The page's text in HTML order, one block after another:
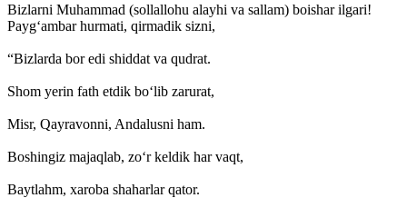
Bizlarni Muhammad (sollallohu alayhi va sallam) boishar ilgari!
Payg‘ambar hurmati, qirmadik sizni,
“Bizlarda bor edi shiddat va qudrat.
Shom yerin fath etdik bo‘lib zarurat,
Misr, Qayravonni, Andalusni ham.
Boshingiz majaqlab, zo‘r keldik har vaqt,
Baytlahm, xaroba shaharlar qator.